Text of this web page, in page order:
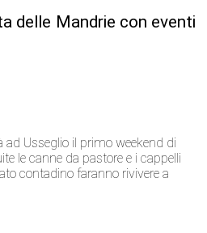
delle Mandrie con eventi
ad Usseglio il primo weekend di
le canne da pastore e i cappelli
contadino faranno rivivere a